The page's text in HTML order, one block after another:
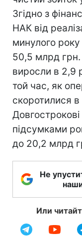
Згідно з
НАК від
минулого
50,5 млрд грн.
виросли в 2,9
той час, як
скоротилися
підсумками
до 20,2 млрд
Не
Или